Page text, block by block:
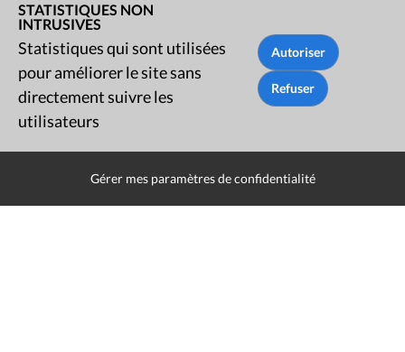
STATISTIQUES NON
INTRUSIVES
Statistiques qui sont utilisées
pour améliorer le site sans
directement suivre les
utilisateurs
Gérer mes paramètres de confidentialité
Presse
Liens utiles